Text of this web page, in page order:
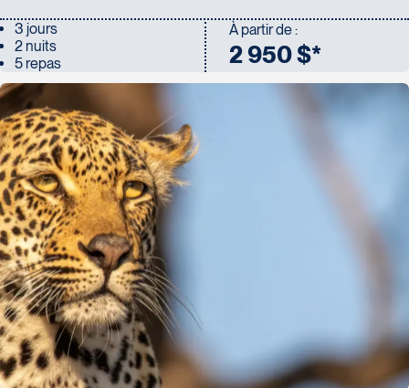
3 jours
2 nuits
5 repas
À partir de :
2 950 $*